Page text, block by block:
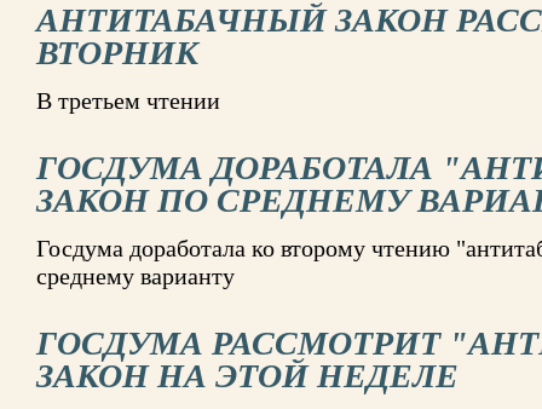
АНТИТАБАЧНЫЙ ЗАКОН
ВТОРНИК
В третьем чтении
ГОСДУМА ДОРАБОТАЛА
ЗАКОН ПО СРЕДНЕМУ
Госдума доработала ко второму чтению
среднему варианту
ГОСДУМА РАССМОТРИТ
ЗАКОН НА ЭТОЙ НЕДЕЛЕ